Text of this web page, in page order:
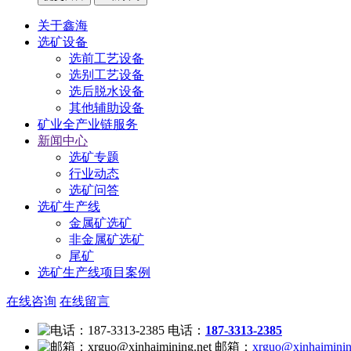
关于鑫海
选矿设备
选前工艺设备
选别工艺设备
选后脱水设备
其他辅助设备
矿业全产业链服务
新闻中心
选矿专题
行业动态
选矿问答
选矿生产线
金属矿选矿
非金属矿选矿
尾矿
选矿生产线项目案例
在线咨询 在线留言
电话： 187-3313-2385
邮箱：